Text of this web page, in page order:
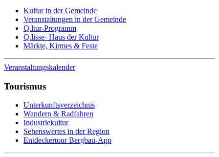
Kultur in der Gemeinde
Veranstaltungen in der Gemeinde
Q.ltur-Programm
Q.lisse- Haus der Kultur
Märkte, Kirmes & Feste
Veranstaltungskalender
Tourismus
Unterkunftsverzeichnis
Wandern & Radfahren
Industriekultur
Sehenswertes in der Region
Entdeckertour Bergbau-App